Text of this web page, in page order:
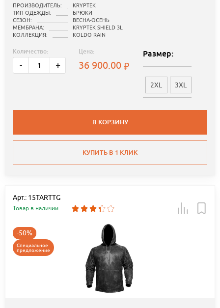
ПРОИЗВОДИТЕЛЬ:
KRYPTEK
ТИП ОДЕЖДЫ:
БРЮКИ
СЕЗОН:
ВЕСНА-ОСЕНЬ
МЕМБРАНА:
KRYPTEK SHIELD 3L
КОЛЛЕКЦИЯ:
KOLDO RAIN
Количество:
- +
Цена:
36 900.00
Размер:
2XL 3XL
В КОРЗИНУ
КУПИТЬ В 1 КЛИК
Арт.: 15TARTTG
Товар в наличии
-50%
Специальное
предложение